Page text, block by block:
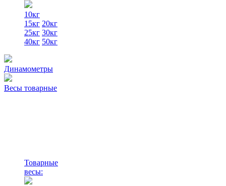
10кг
15кг 20кг
25кг 30кг
40кг 50кг
Динамометры
Весы товарные
Товарные
весы: